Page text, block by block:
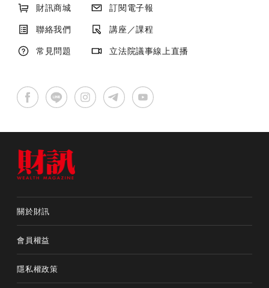
財訊商城
訂閱電子報
聯絡我們
講座／課程
常見問題
立法院議事線上直播
關於財訊
會員權益
隱私權政策